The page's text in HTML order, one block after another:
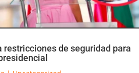
restricciones de seguridad para